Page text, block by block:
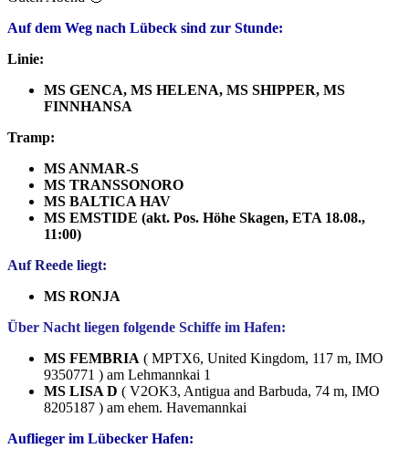
Auf dem Weg nach Lübeck sind zur Stunde:
Linie:
MS GENCA, MS HELENA, MS SHIPPER, MS
FINNHANSA
Tramp:
MS ANMAR-S
MS TRANSSONORO
MS BALTICA HAV
MS EMSTIDE (akt. Pos. Höhe Skagen, ETA 18.08.,
11:00)
Auf Reede liegt:
MS RONJA
Über Nacht liegen folgende Schiffe im Hafen:
MS FEMBRIA ( MPTX6, United Kingdom, 117 m, IMO
9350771 ) am Lehmannkai 1
MS LISA D ( V2OK3, Antigua and Barbuda, 74 m, IMO
8205187 ) am ehem. Havemannkai
Auflieger im Lübecker Hafen: